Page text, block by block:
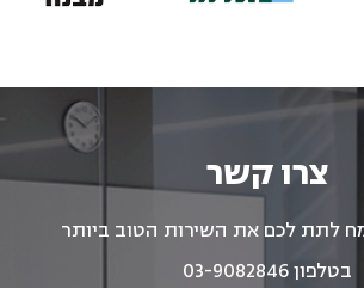
צרו קשר
לתת לכם את השירות הטוב ביותר
בטלפון 03-9082846